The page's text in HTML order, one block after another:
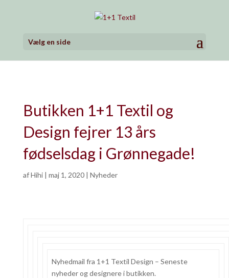
Vælg en side
Butikken 1+1 Textil og
Design fejrer 13 års
fødselsdag i Grønnegade!
afHihi| maj 1, 2020| Nyheder
Nyhedmail fra 1+1 Textil Design – Seneste
nyheder og designere i butikken.